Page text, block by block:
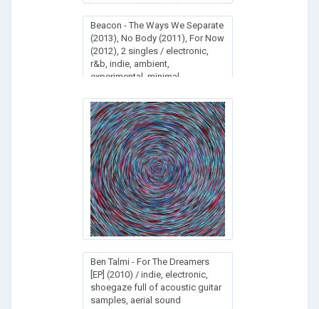
Beacon - The Ways We Separate
(2013), No Body (2011), For Now
(2012), 2 singles / electronic,
r&b, indie, ambient,
experimental, minimal,
Ben Talmi - For The Dreamers
[EP] (2010) / indie, electronic,
shoegaze full of acoustic guitar
samples, aerial sound